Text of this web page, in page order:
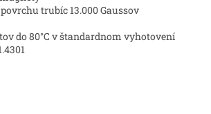
trubíc 13.000 Gaussov
do 80°C v štandardnom vyhotovení